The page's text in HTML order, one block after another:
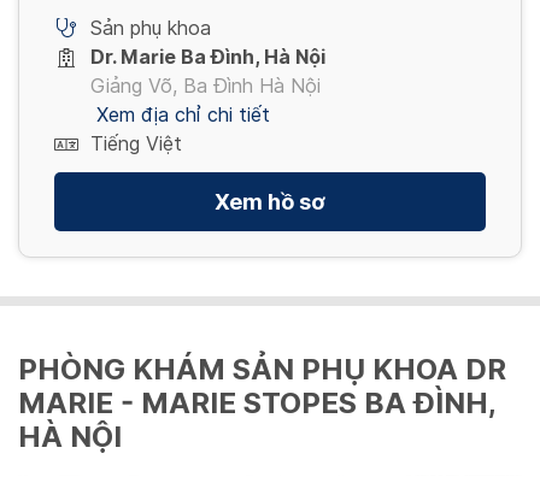
Sản phụ khoa
Dr. Marie Ba Đình, Hà Nội
Giảng Võ, Ba Đình Hà Nội
Xem địa chỉ chi tiết
Tiếng Việt
Xem hồ sơ
PHÒNG KHÁM SẢN PHỤ KHOA DR
MARIE - MARIE STOPES BA ĐÌNH,
HÀ NỘI